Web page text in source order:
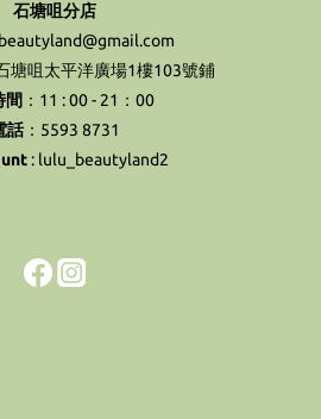
石塘咀分店
塘咀太平洋廣場1樓103號鋪
間 ：11 : 00 - 21：00
話：5593 8731
: lulu_beautyland2